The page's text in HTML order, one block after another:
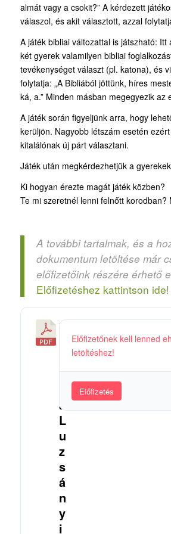
almát vagy a csokit?” A kérdezett
válaszol, és akit választott, azzal
A játék bibliai változattal is játszható: Itt
két gyerek valamilyen bibliai
tevékenységet választ (pl. katona), és
folytatja: „A Bibliából jöttünk, híres
ká, a.” Minden másban megegyezik az
A játék során figyeljünk arra, hogy
kerüljön. Nagyobb létszám esetén
kitalálónak új párt választani.
Játék után megkérdezhetjük a
Ki hogyan érezte magát játék közben?
Te mi szeretnél lenni felnőtt korodban?
A további tartalmak, és a
dokumentum letöltése már
előfizetőink részére érhető
Előfizetéshez kattintson ide!
M
l
a
L
u
z
s
á
n
y
i
Előfizetőnek kell lenned
letöltéshez!
Előfizetés